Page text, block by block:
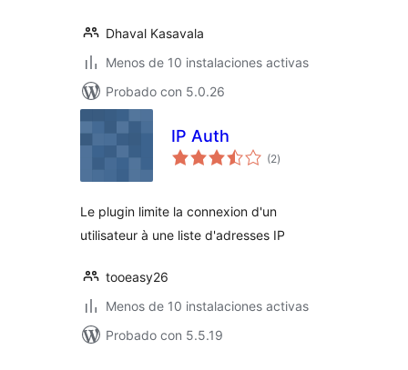
Dhaval Kasavala
Menos de 10 instalaciones activas
Probado con 5.0.26
IP Auth
(2total
de
)
Le plugin limite la connexion d'un
utilisateur à une liste d'adresses IP
tooeasy26
Menos de 10 instalaciones activas
Probado con 5.5.19